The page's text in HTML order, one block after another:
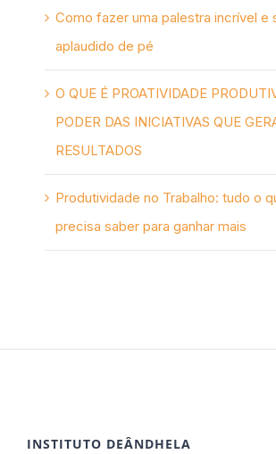
Como fazer uma palestra incrível e
aplaudido de pé
O QUE É PROATIVIDADE
PODER DAS INICIATIVAS QUE
RESULTADOS
Produtividade no Trabalho: tudo o
precisa saber para ganhar mais
INSTITUTO DEÂNDHELA